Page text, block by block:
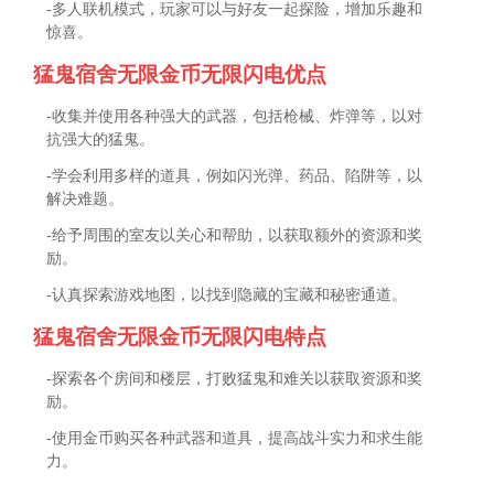
-多人联机模式，玩家可以与好友一起探险，增加乐趣和
惊喜。
猛鬼宿舍无限金币无限闪电优点
-收集并使用各种强大的武器，包括枪械、炸弹等，以对
抗强大的猛鬼。
-学会利用多样的道具，例如闪光弹、药品、陷阱等，以
解决难题。
-给予周围的室友以关心和帮助，以获取额外的资源和奖
励。
-认真探索游戏地图，以找到隐藏的宝藏和秘密通道。
猛鬼宿舍无限金币无限闪电特点
-探索各个房间和楼层，打败猛鬼和难关以获取资源和奖
励。
-使用金币购买各种武器和道具，提高战斗实力和求生能
力。